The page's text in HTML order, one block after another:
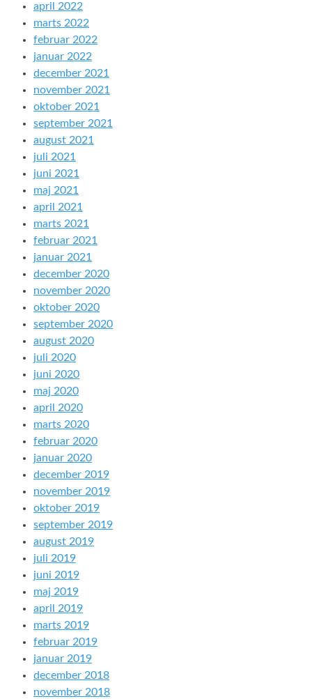
april 2022
marts 2022
februar 2022
januar 2022
december 2021
november 2021
oktober 2021
september 2021
august 2021
juli 2021
juni 2021
maj 2021
april 2021
marts 2021
februar 2021
januar 2021
december 2020
november 2020
oktober 2020
september 2020
august 2020
juli 2020
juni 2020
maj 2020
april 2020
marts 2020
februar 2020
januar 2020
december 2019
november 2019
oktober 2019
september 2019
august 2019
juli 2019
juni 2019
maj 2019
april 2019
marts 2019
februar 2019
januar 2019
december 2018
november 2018